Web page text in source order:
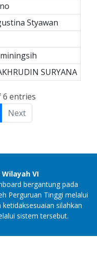
Styawan
SURYANA
6 entries
Next
Wilayah VI
bergantung pada
Perguruan Tinggi melalui
ketidaksesuaian silahkan
sistem tersebut.